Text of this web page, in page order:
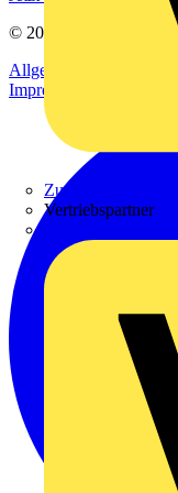
Zumtobel
Vertriebspartner
Adalbert
© 2002-
Allgemeine
Impressum